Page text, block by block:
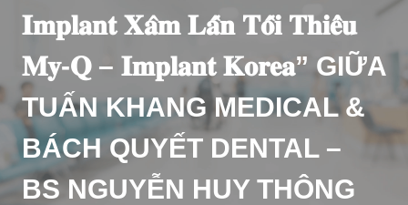
𝐈𝐦𝐩𝐥𝐚𝐧𝐭 𝐗𝐚̂𝐦 𝐋𝐚̂́𝐧 𝐓𝐨̂́𝐢 𝐓𝐡𝐢𝐞̂̉𝐮
𝐌𝐲-𝐐 – 𝐈𝐦𝐩𝐥𝐚𝐧𝐭 𝐊𝐨𝐫𝐞𝐚” GIỮA
TUẤN KHANG MEDICAL &
BÁCH QUYẾT DENTAL –
BS NGUYỄN HUY THÔNG